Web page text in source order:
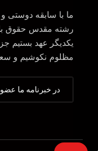
ما با سابقه دوستی
رشته مقدس حقوق با
یکدیگر عهد بستیم
مظلوم نکوشیم و